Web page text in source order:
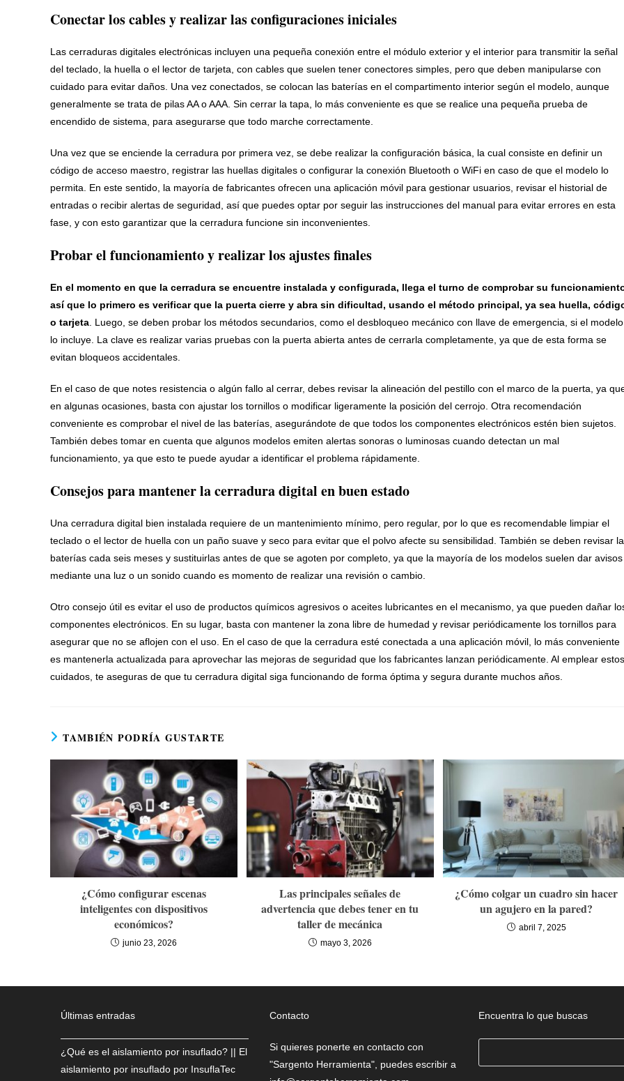
Conectar los cables y realizar las configuraciones iniciales
Las cerraduras digitales electrónicas incluyen una pequeña conexión entre el módulo exterior y el interior para transmitir la señal
del teclado, la huella o el lector de tarjeta, con cables que suelen tener conectores simples, pero que deben manipularse con
cuidado para evitar daños. Una vez conectados, se colocan las baterías en el compartimento interior según el modelo, aunque
generalmente se trata de pilas AA o AAA. Sin cerrar la tapa, lo más conveniente es que se realice una pequeña prueba de
encendido de sistema, para asegurarse que todo marche correctamente.
Una vez que se enciende la cerradura por primera vez, se debe realizar la configuración básica, la cual consiste en definir un
código de acceso maestro, registrar las huellas digitales o configurar la conexión Bluetooth o WiFi en caso de que el modelo lo
permita. En este sentido, la mayoría de fabricantes ofrecen una aplicación móvil para gestionar usuarios, revisar el historial de
entradas o recibir alertas de seguridad, así que puedes optar por seguir las instrucciones del manual para evitar errores en esta
fase, y con esto garantizar que la cerradura funcione sin inconvenientes.
Probar el funcionamiento y realizar los ajustes finales
En el momento en que la cerradura se encuentre instalada y configurada, llega el turno de comprobar su
así que lo primero es verificar que la puerta cierre y abra sin dificultad, usando el método principal, ya sea huella,
o tarjeta . Luego, se deben probar los métodos secundarios, como el desbloqueo mecánico con llave de emergencia, si el modelo
lo incluye. La clave es realizar varias pruebas con la puerta abierta antes de cerrarla completamente, ya que de esta forma se
evitan bloqueos accidentales.
En el caso de que notes resistencia o algún fallo al cerrar, debes revisar la alineación del pestillo con el marco de la puerta, ya
en algunas ocasiones, basta con ajustar los tornillos o modificar ligeramente la posición del cerrojo. Otra recomendación
conveniente es comprobar el nivel de las baterías, asegurándote de que todos los componentes electrónicos estén bien sujetos.
También debes tomar en cuenta que algunos modelos emiten alertas sonoras o luminosas cuando detectan un mal
funcionamiento, ya que esto te puede ayudar a identificar el problema rápidamente.
Consejos para mantener la cerradura digital en buen estado
Una cerradura digital bien instalada requiere de un mantenimiento mínimo, pero regular, por lo que es recomendable limpiar el
teclado o el lector de huella con un paño suave y seco para evitar que el polvo afecte su sensibilidad. También se deben revisar
baterías cada seis meses y sustituirlas antes de que se agoten por completo, ya que la mayoría de los modelos suelen dar avisos
mediante una luz o un sonido cuando es momento de realizar una revisión o cambio.
Otro consejo útil es evitar el uso de productos químicos agresivos o aceites lubricantes en el mecanismo, ya que pueden dañar
componentes electrónicos. En su lugar, basta con mantener la zona libre de humedad y revisar periódicamente los tornillos para
asegurar que no se aflojen con el uso. En el caso de que la cerradura esté conectada a una aplicación móvil, lo más conveniente
es mantenerla actualizada para aprovechar las mejoras de seguridad que los fabricantes lanzan periódicamente. Al emplear estos
cuidados, te aseguras de que tu cerradura digital siga funcionando de forma óptima y segura durante muchos años.
TAMBIÉN PODRÍA GUSTARTE
¿Cómo configurar escenas
inteligentes con dispositivos
económicos?
junio 23, 2026
Las principales señales de
advertencia que debes tener en tu
taller de mecánica
mayo 3, 2026
¿Cómo colgar un cuadro sin hacer
un agujero en la pared?
abril 7, 2025
Últimas entradas
¿Qué es el aislamiento por insuflado? || El
aislamiento por insuflado por InsuflaTec
Contacto
Si quieres ponerte en contacto con
"Sargento Herramienta", puedes escribir a
Encuentra lo que buscas